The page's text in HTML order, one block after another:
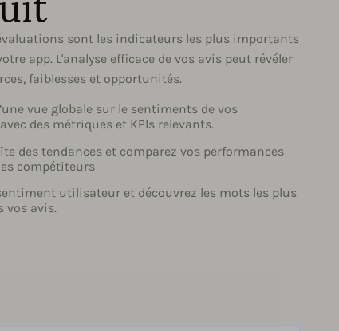
sont les indicateurs les plus importants
app. L'analyse efficace de vos avis peut révéler
faiblesses et opportunités.
vue globale sur le sentiments de vos
des métriques et KPIs relevants.
des tendances et comparez vos performances
compétiteurs
utilisateur et découvrez les mots les plus
vos avis.